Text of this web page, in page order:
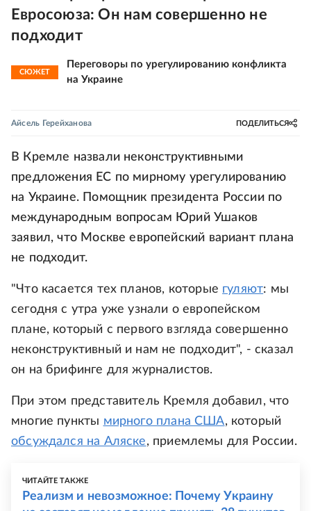
Евросоюза: Он нам совершенно не
подходит
СЮЖЕТ
Переговоры по урегулированию конфликта
на Украине
Айсель Герейханова ПОДЕЛИТЬСЯ
В Кремле назвали неконструктивными
предложения ЕС по мирному урегулированию
на Украине. Помощник президента России по
международным вопросам Юрий Ушаков
заявил, что Москве европейский вариант плана
не подходит.
"Что касается тех планов, которые гуляют: мы
сегодня с утра уже узнали о европейском
плане, который с первого взгляда совершенно
неконструктивный и нам не подходит", - сказал
он на брифинге для журналистов.
При этом представитель Кремля добавил, что
многие пункты мирного плана США, который
обсуждался на Аляске, приемлемы для России.
ЧИТАЙТЕ ТАКЖЕ
Реализм и невозможное: Почему Украину